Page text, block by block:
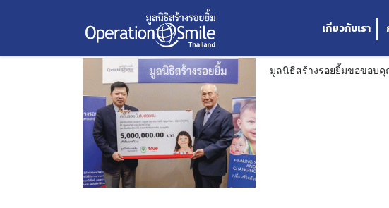
เกี่ยวกับเรา
วัน:22 ตุลาคม 2020
มูลนิธิสร้างรอยยิ้มขอขอบคุณ โครงการเติมรอยยิ้มไปด้วยกัน
22 ตุลาคม 2020 2563
มูลนิธิสร้างรอยยิ้มขอขอบคุ
มูลนิธิสร้างรอยยิ้ม ขอขอบคุณ ช่อง 3
22 ตุลาคม 2020 2563